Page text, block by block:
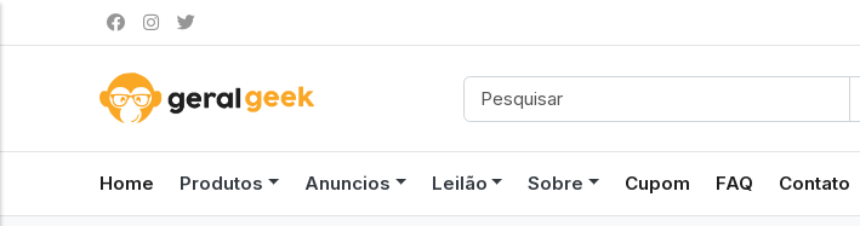
Home Produtos Anuncios Leilão Sobre Cupom FAQ Contato